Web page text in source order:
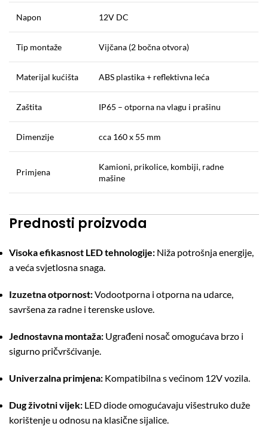
Napon 12V DC
Tip montaže Vijčana (2 bočna otvora)
Materijal kućišta ABS plastika + reflektivna leća
Zaštita IP65 – otporna na vlagu i prašinu
Dimenzije cca 160 x 55 mm
Primjena
Kamioni, prikolice, kombiji, radne
mašine
Prednosti proizvoda
Visoka efikasnost LED tehnologije: Niža potrošnja energije,
a veća svjetlosna snaga.
Izuzetna otpornost:Vodootporna i otporna na udarce,
savršena za radne i terenske uslove.
Jednostavna montaža: Ugrađeni nosač omogućava brzo i
sigurno pričvršćivanje.
Univerzalna primjena: Kompatibilna s većinom 12V vozila.
Dug životni vijek: LED diode omogućavaju višestruko duže
korištenje u odnosu na klasične sijalice.